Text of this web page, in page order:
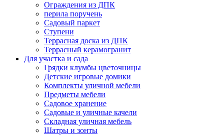
Ограждения из ДПК
перила поручень
Садовый паркет
Ступени
Террасная доска из ДПК
Террасный керамогранит
Для участка и сада
Грядки клумбы цветочницы
Детские игровые домики
Комплекты уличной мебели
Предметы мебели
Садовое хранение
Садовые и уличные качели
Складная уличная мебель
Шатры и зонты